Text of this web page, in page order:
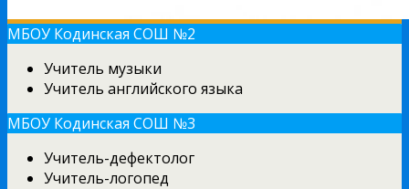
МБОУ Кодинская СОШ №2
Учитель музыки
Учитель английского языка
МБОУ Кодинская СОШ №3
Учитель-дефектолог
Учитель-логопед